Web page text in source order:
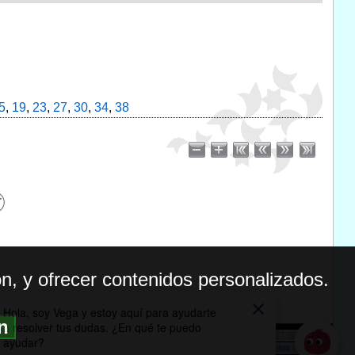
, 19, 23, 27, 30, 34, 38
DE PRIVACIDAD
y ofrecer contenidos personalizados.